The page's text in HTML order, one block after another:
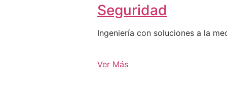
Seguridad
Ingeniería con soluciones a la
Ver Más